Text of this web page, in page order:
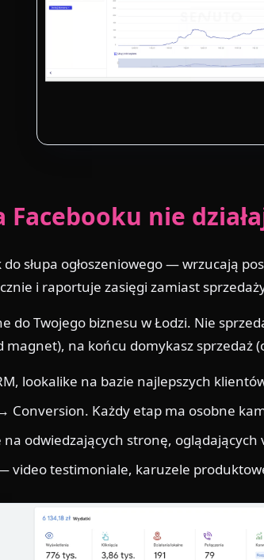
nie
słupa ogłoszeniowego — wrzucają
i raportuje zasięgi zamiast
do Twojego biznesu w Łodzi. Nie
na końcu domykasz sprzedaż
lookalike na bazie najlepszych
Każdy etap ma osobne
odwiedzających stronę,
video testimoniale, karuzele